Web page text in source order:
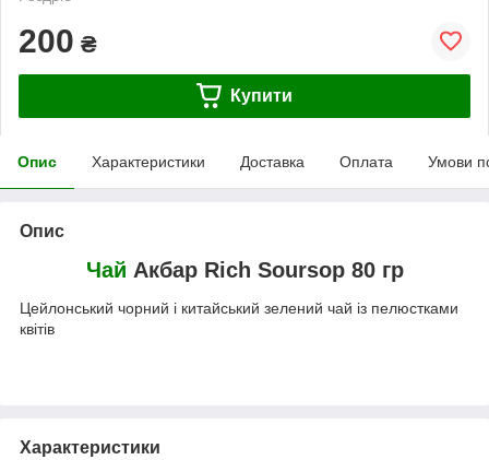
200 ₴
Купити
Опис Характеристики Доставка Оплата Умови
Опис
Чай Акбар Rich Soursop 80 гр
Цейлонський чорний і китайський зелений чай із пелюстками
квітів
Характеристики